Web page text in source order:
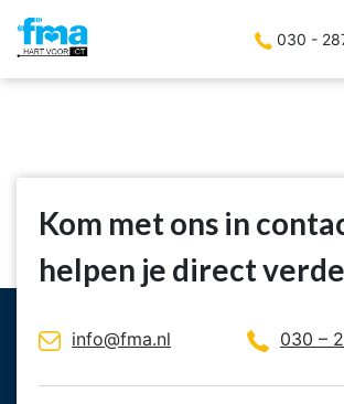
030 -
Kom met ons in
helpen je direct
info@fma.nl 030 –